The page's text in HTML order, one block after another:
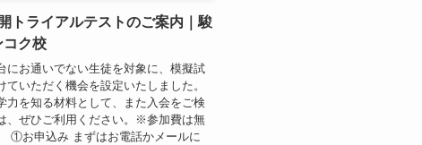
トライアルテストのご案内｜駿
コク校
にお通いでない生徒を対象に、模擬試
ていただく機会を設定いたしました。
力を知る材料として、また入会をご検
、ぜひご利用ください。※参加費は無
①お申込み まずはお電話かメールに